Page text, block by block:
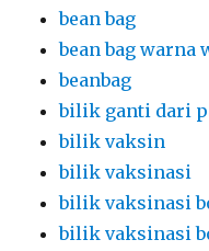
bean bag
bean bag warna
beanbag
bilik ganti dari
bilik vaksin
bilik vaksinasi
bilik vaksinasi
bilik vaksinasi